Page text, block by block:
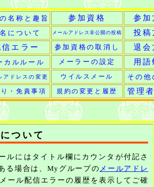
名称と趣旨 参加資格 参加
について メールアドレス非公開の投稿
投稿
信エラー 参加資格の取消し
退会
カルルール メーラーの設定 用
アドレスの変更 ウイルスメール その
・免責事項 規約の変更と履歴 管理
ついて
ルにはタイトル欄にカウンタが付記さ
る場合は、Myグループのメールアドレ
ール配信エラーの履歴を表示してご確